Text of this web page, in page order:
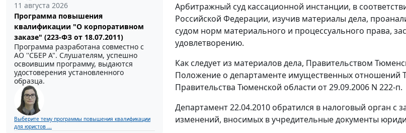
11 августа 2026
Программа повышения
квалификации "О корпоративном
заказе" (223-ФЗ от 18.07.2011)
Программа разработана совместно с
АО ''СБЕР А". Слушателям, успешно
освоившим программу, выдаются
удостоверения установленного
образца.
Выберите тему программы повышения квалификации
для юристов ...
Арбитражный суд кассационной инстанции, в
Российской Федерации, изучив материалы дела,
судом норм материального и процессуального права,
удовлетворению.
Как следует из материалов дела, Правительством
Положение о департаменте имущественных отношений
Правительства Тюменской области от 29.09.2006 N 222-п.
Департамент 22.04.2010 обратился в налоговый орган с
изменений, вносимых в учредительные документы